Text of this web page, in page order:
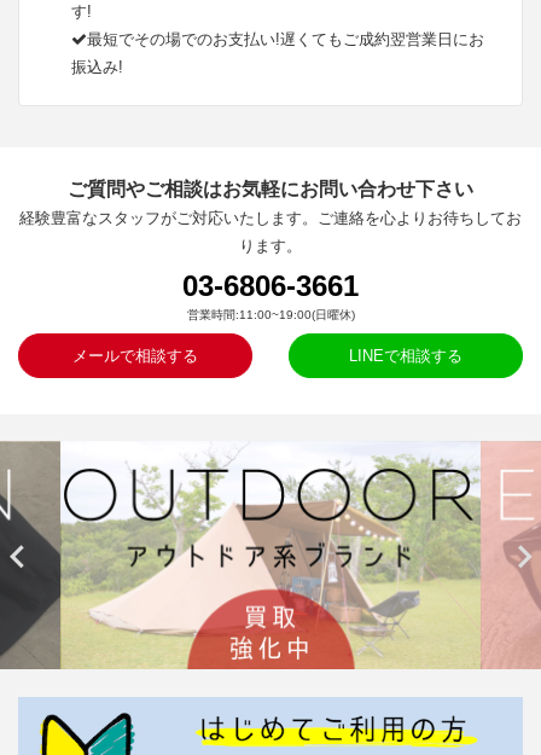
す!
最短でその場でのお支払い!遅くてもご成約翌営業日にお
振込み!
ご質問やご相談はお気軽にお問い合わせ下さい
経験豊富なスタッフがご対応いたします。ご連絡を心よりお待ちしてお
ります。
03-6806-3661
営業時間:11:00~19:00(日曜休)
メールで相談する LINEで相談する
 